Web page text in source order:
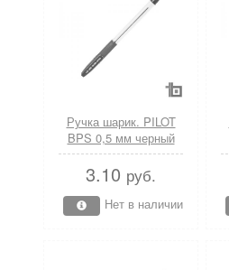
Ручка шарик. PILOT
BPS 0,5 мм черный
резин.грип
3.10 руб.
Нет в наличии